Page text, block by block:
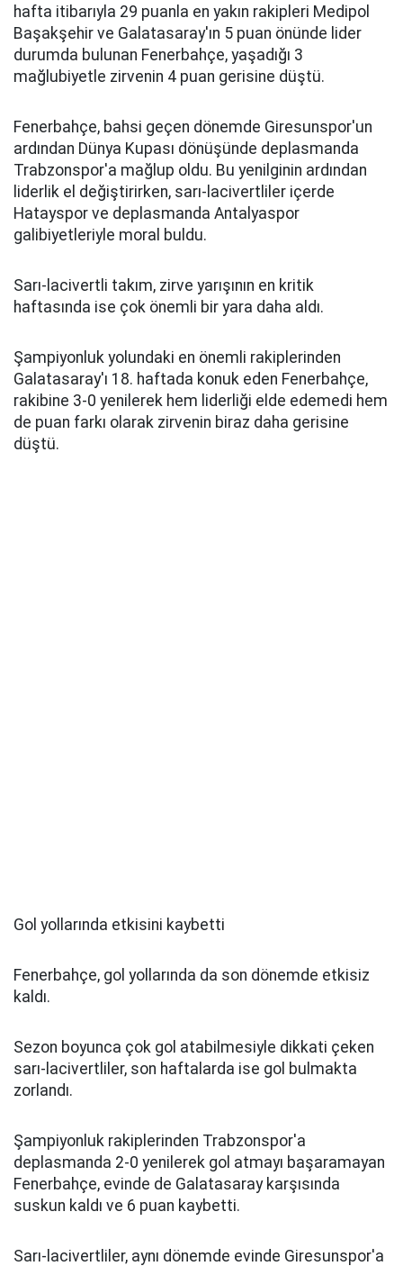
hafta itibarıyla 29 puanla en yakın rakipleri Medipol
Başakşehir ve Galatasaray'ın 5 puan önünde lider
durumda bulunan Fenerbahçe, yaşadığı 3
mağlubiyetle zirvenin 4 puan gerisine düştü.
Fenerbahçe, bahsi geçen dönemde Giresunspor'un
ardından Dünya Kupası dönüşünde deplasmanda
Trabzonspor'a mağlup oldu. Bu yenilginin ardından
liderlik el değiştirirken, sarı-lacivertliler içerde
Hatayspor ve deplasmanda Antalyaspor
galibiyetleriyle moral buldu.
Sarı-lacivertli takım, zirve yarışının en kritik
haftasında ise çok önemli bir yara daha aldı.
Şampiyonluk yolundaki en önemli rakiplerinden
Galatasaray'ı 18. haftada konuk eden Fenerbahçe,
rakibine 3-0 yenilerek hem liderliği elde edemedi hem
de puan farkı olarak zirvenin biraz daha gerisine
düştü.
Gol yollarında etkisini kaybetti
Fenerbahçe, gol yollarında da son dönemde etkisiz
kaldı.
Sezon boyunca çok gol atabilmesiyle dikkati çeken
sarı-lacivertliler, son haftalarda ise gol bulmakta
zorlandı.
Şampiyonluk rakiplerinden Trabzonspor'a
deplasmanda 2-0 yenilerek gol atmayı başaramayan
Fenerbahçe, evinde de Galatasaray karşısında
suskun kaldı ve 6 puan kaybetti.
Sarı-lacivertliler, aynı dönemde evinde Giresunspor'a